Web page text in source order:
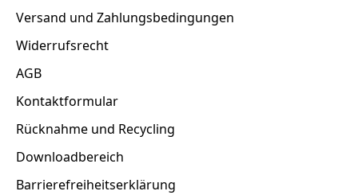
Versand und Zahlungsbedingungen
Widerrufsrecht
AGB
Kontaktformular
Rücknahme und Recycling
Downloadbereich
Barrierefreiheitserklärung